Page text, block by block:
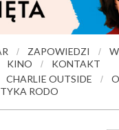
/ ZAPOWIEDZI /
KINO /
KONTAKT
CHARLIE OUTSIDE /
RODO